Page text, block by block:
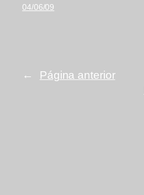
04/06/09
← Página anterior